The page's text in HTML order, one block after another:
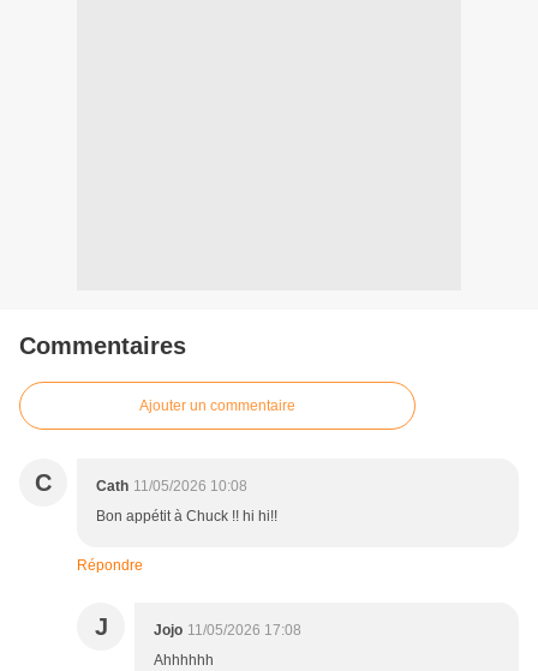
Commentaires
Ajouter un commentaire
C Cath 11/05/2026 10:08
Bon appétit à Chuck !! hi hi!!
Répondre
J Jojo 11/05/2026 17:08
Ahhhhhh